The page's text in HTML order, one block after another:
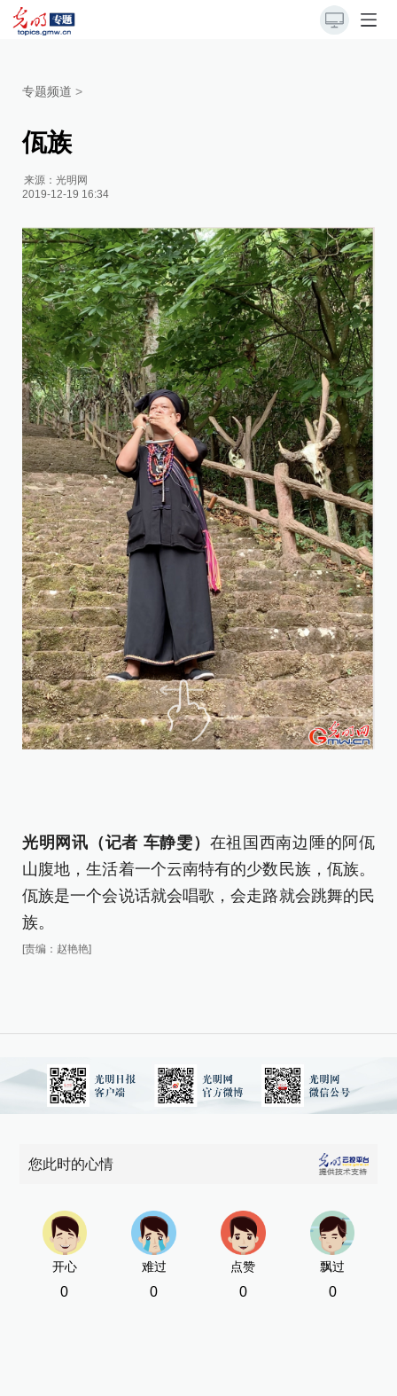
专题频道 >
佤族
来源：光明网
2019-12-19 16:34
光明网讯（记者 车静雯） 在祖国西南边陲的阿佤
山腹地，生活着一个云南特有的少数民族，佤族。
佤族是一个会说话就会唱歌，会走路就会跳舞的民
族。
[责编：赵艳艳]
您此时的心情
开心
0
难过
0
点赞
0
飘过
0